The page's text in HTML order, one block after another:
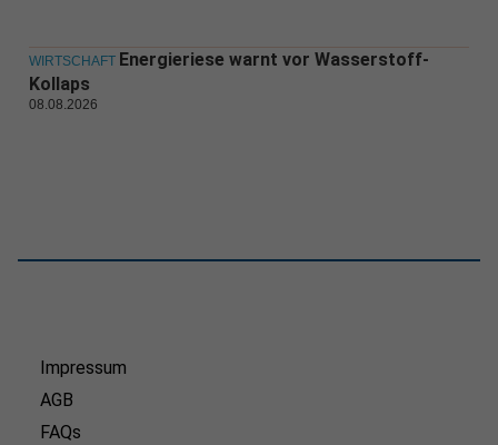
WIRTSCHAFT Energieriese warnt vor Wasserstoff-
Kollaps
08.08.2026
Impressum
AGB
FAQs